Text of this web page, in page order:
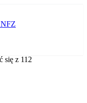
się z 112